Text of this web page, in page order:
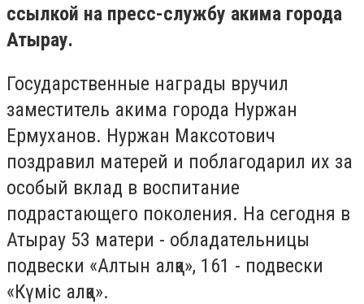
ссылкой на пресс-службу акима города
Атырау.
Государственные награды вручил
заместитель акима города Нуржан
Ермуханов. Нуржан Максотович
поздравил матерей и поблагодарил их за
особый вклад в воспитание
подрастающего поколения. На сегодня в
Атырау 53 матери - обладательницы
подвески «Алтын алқа», 161 - подвески
«Күміс алқа».